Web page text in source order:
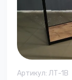
Артикул: ЛТ-1B